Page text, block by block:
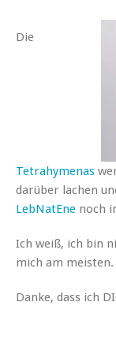
Die
Tetrahymenas
darüber lachen
LebNatEne noch
Ich weiß, ich bin
mich am meisten.
Danke, dass ich